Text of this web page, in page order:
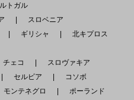
トガル
スロベニア
ギリシャ
北キプロス
チェコ
スロヴァキア
セルビア
コソボ
モンテネグロ
ポーランド